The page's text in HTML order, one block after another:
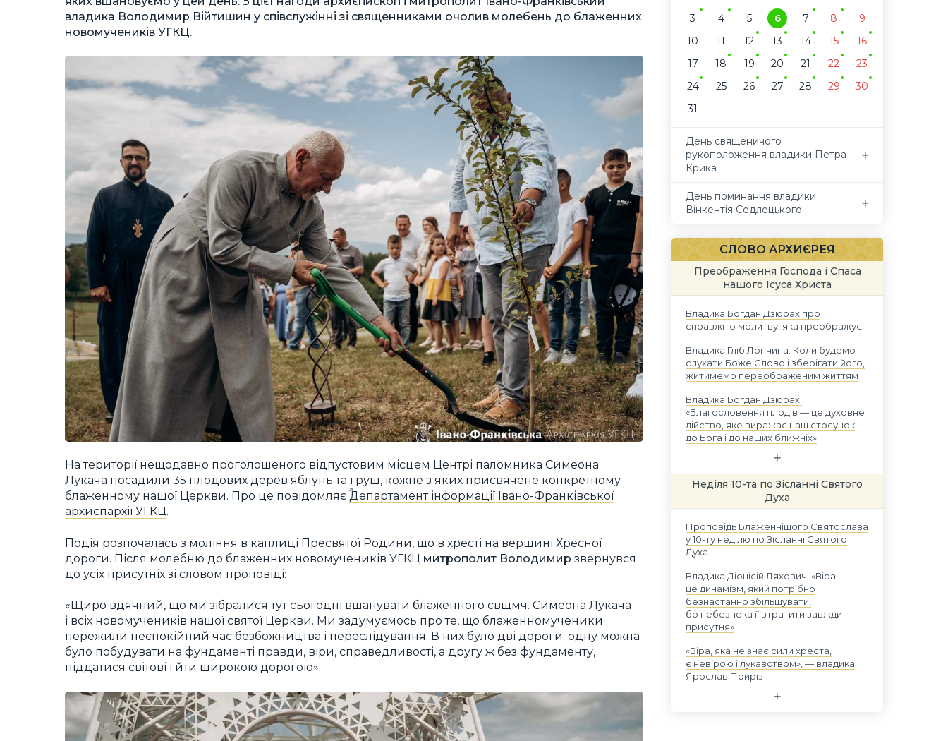
владика Володимир Війтишин у співслужінні зі священниками очолив молебень до блаженних
новомучеників УГКЦ.
На території нещодавно проголошеного відпустовим місцем Центрі паломника Симеона
Лукача посадили 35 плодових дерев яблунь та груш, кожне з яких присвячене конкретному
блаженному нашої Церкви. Про це повідомляєДепартамент інформації Івано-Франківської
архиєпархії УГКЦ.
Подія розпочалась з моління в каплиці Пресвятої Родини, що в хресті на вершині Хресної
дороги. Після молебню до блаженних новомучеників УГКЦ митрополит Володимир звернувся
до усіх присутніх зі словом проповіді:
«Щиро вдячний, що ми зібралися тут сьогодні вшанувати блаженного свщмч. Симеона Лукача
і всіх новомучеників нашої святої Церкви. Ми задумуємось про те, що блаженномученики
пережили неспокійний час безбожництва і переслідування. В них було дві дороги: одну можна
було побудувати на фундаменті правди, віри, справедливості, а другу ж без фундаменту,
піддатися світові і йти широкою дорогою».
3
4 5 6 7 8
9
10
11 12 13 14 15
16
17
18 19 20 21 22
23
24
25 26 27 28 29
30
31
День священичого
рукоположення владики Петра
Крика
День поминання владики
Вінкентія Седлецького
СЛОВО АРХИЄРЕЯ
Преображення Господа і Спаса
нашого Ісуса Христа
Владика Богдан Дзюрах про
справжню молитву, яка преображує
Владика Гліб Лончина: Коли будемо
слухати Боже Слово і зберігати його,
житимемо переображеним життям
Владика Богдан Дзюрах:
«Благословення плодів — це духовне
дійство, яке виражає наш стосунок
до Бога і до наших ближніх»
Неділя 10-та по Зісланні Святого
Духа
Проповідь Блаженнішого Святослава
у 10-ту неділю по Зісланні Святого
Духа
Владика Діонісій Ляхович: «Віра —
це динамізм, який потрібно
безнастанно збільшувати,
бо небезпека її втратити завжди
присутня»
«Віра, яка не знає сили хреста,
є невірою і лукавством», — владика
Ярослав Приріз